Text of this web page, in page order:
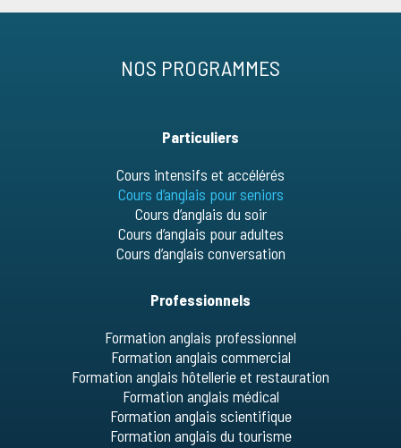
NOS PROGRAMMES
Particuliers
Cours intensifs et accélérés
Cours d’anglais pour seniors
Cours d’anglais du soir
Cours d’anglais pour adultes
Cours d’anglais conversation
Professionnels
Formation anglais professionnel
Formation anglais commercial
Formation anglais hôtellerie et restauration
Formation anglais médical
Formation anglais scientifique
Formation anglais du tourisme